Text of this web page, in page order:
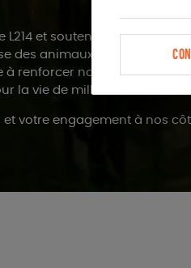
L214 et soutenez nos actions
des animaux.
renforcer notre
la vie de millions d’animaux.
votre engagement à nos